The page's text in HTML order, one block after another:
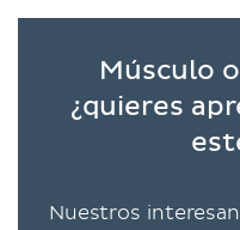
Músculo
¿quieres
Nuestros